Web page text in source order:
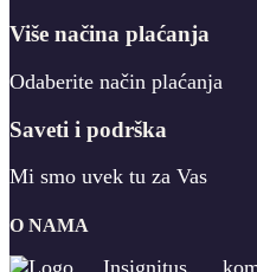
Više načina plaćanja
Odaberite način plaćanja
Saveti i podrška
Mi smo uvek tu za Vas
O NAMA